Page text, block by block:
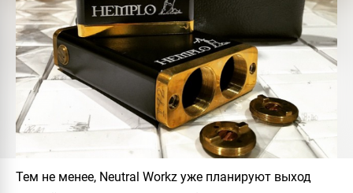
Тем не менее, Neutral Workz уже планируют выход